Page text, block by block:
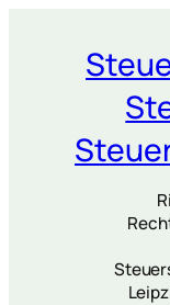
springen